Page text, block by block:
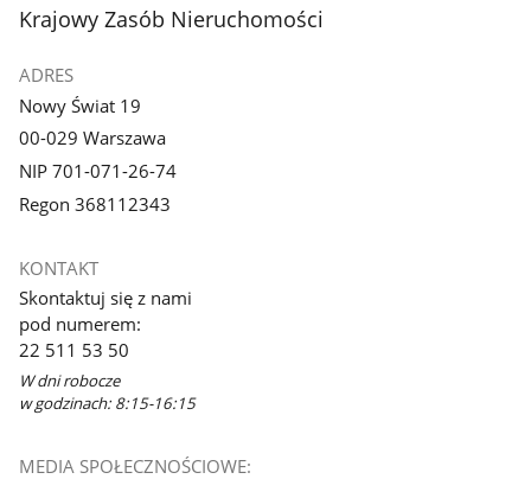
galerii.
galerii.
stopka
Krajowy Zasób Nieruchomości
ADRES
Nowy Świat 19
00-029 Warszawa
NIP 701-071-26-74
Regon 368112343
KONTAKT
Skontaktuj się z nami
pod numerem:
22 511 53 50
W dni robocze
w godzinach: 8:15-16:15
MEDIA SPOŁECZNOŚCIOWE: